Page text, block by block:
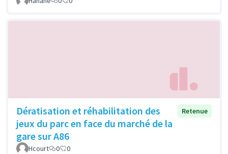
Dératisation et réhabilitation des
jeux du parc en face du marché de la
gare sur A86
Retenue
Hcourt 0 0